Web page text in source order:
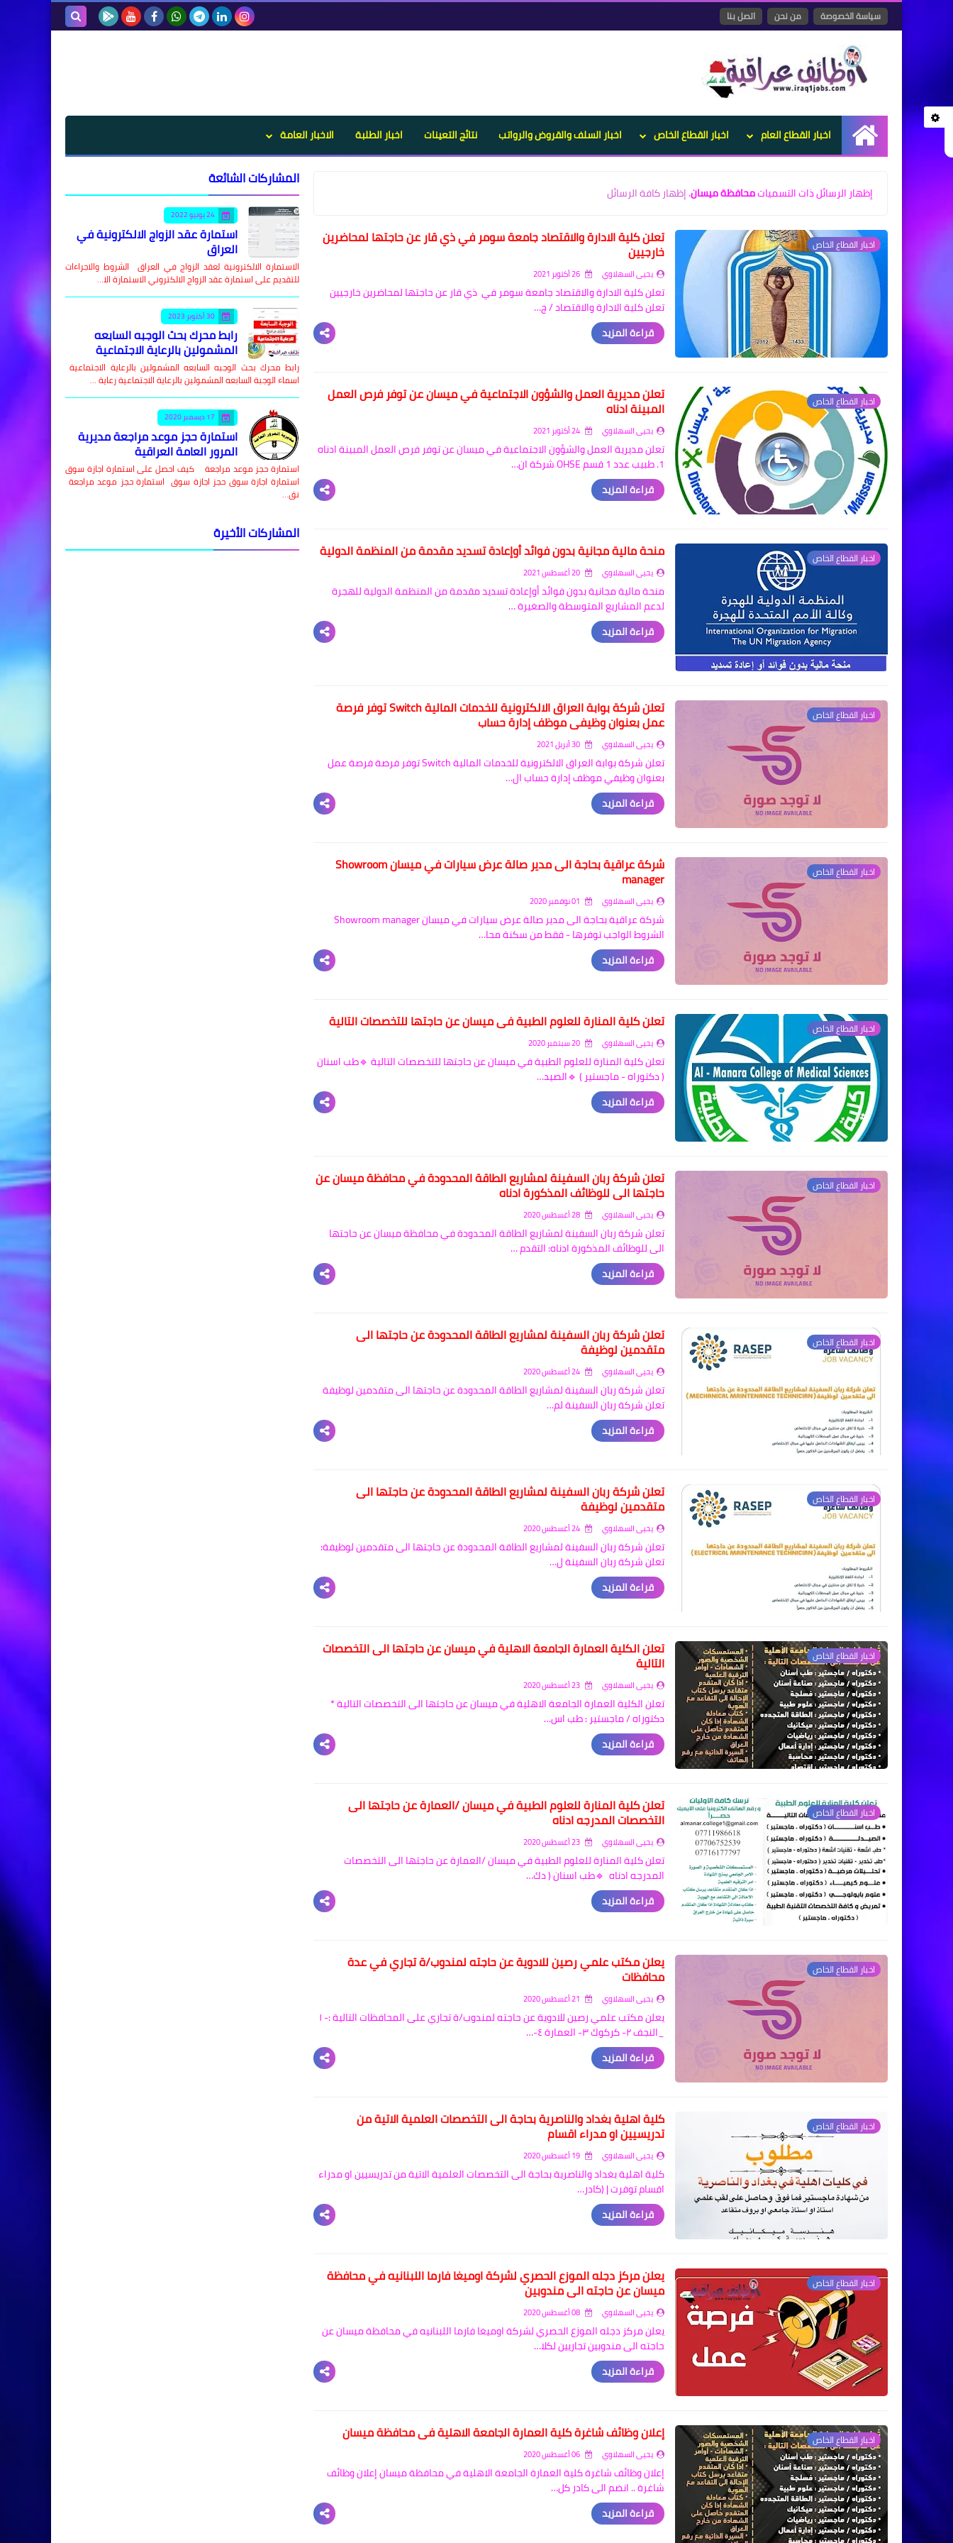
سياسة الخصوصة من نحن اتصل بنا
الرئيسية
اخبار القطاع العام اخبار القطاع الخاص اخبار السلف والقروض والرواتب نتائج التعينات اخبار الطلبة الاخبار العامة
‏إظهار الرسائل ذات التسمياتمحافظة ميسان.إظهار كافة الرسائل
اخبار القطاع الخاص تعلن كلية الادارة والاقتصاد جامعة سومر في ذي قار عن حاجتها لمحاضرين
خارجيين
يحيى السهلاوي
تعلن كلية الادارة والاقتصاد جامعة سومر في ذي قار عن حاجتها لمحاضرين خارجيين
تعلن كلية الادارة والاقتصاد / ج…
قراءة المزيد
اخبار القطاع الخاص تعلن مديرية العمل والشؤون الاجتماعية في ميسان عن توفر فرص العمل
المبينة ادناه
يحيى السهلاوي
تعلن مديرية العمل والشؤون الاجتماعية في ميسان عن توفر فرص العمل المبينة ادناه
1. طبيب عدد 1 قسم OHSE شركة ان…
قراءة المزيد
اخبار القطاع الخاص منحة مالية مجانية بدون فوائد أوإعادة تسديد مقدمة من المنظمة الدولية
يحيى السهلاوي
منحة مالية مجانية بدون فوائد أوإعادة تسديد مقدمة من المنظمة الدولية للهجرة
لدعم المشاريع المتوسطة والصغيرة …
قراءة المزيد
اخبار القطاع الخاص تعلن شركة بوابة العراق الالكترونية للخدمات المالية Switch توفر فرصة
عمل بعنوان وظيفي موظف إدارة حساب
يحيى السهلاوي
تعلن شركة بوابة العراق الالكترونية للخدمات المالية Switch توفر فرصة فرصة عمل
بعنوان وظيفي موظف إدارة حساب ال…
قراءة المزيد
اخبار القطاع الخاص شركة عراقية بحاجة الى مدير صالة عرض سيارات في ميسان Showroom
manager
يحيى السهلاوي
شركة عراقية بحاجة الى مدير صالة عرض سيارات في ميسان Showroom manager
الشروط الواجب توفرها - فقط من سكنة محا…
قراءة المزيد
اخبار القطاع الخاص تعلن كلية المنارة للعلوم الطبية في ميسان عن حاجتها للتخصصات التالية
يحيى السهلاوي
تعلن كلية المنارة للعلوم الطبية في ميسان عن حاجتها للتخصصات التالية 🔹طب اسنان
( دكتوراه - ماجستير ) 🔹الصيد…
قراءة المزيد
اخبار القطاع الخاص تعلن شركة ربان السفينة لمشاريع الطاقة المحدودة في محافظة ميسان عن
حاجتها الى للوظائف المذكورة ادناه
يحيى السهلاوي
تعلن شركة ربان السفينة لمشاريع الطاقة المحدودة في محافظة ميسان عن حاجتها
الى للوظائف المذكورة ادناه: التقدم …
قراءة المزيد
اخبار القطاع الخاص تعلن شركة ربان السفينة لمشاريع الطاقة المحدودة عن حاجتها الى
متقدمين لوظيفة
يحيى السهلاوي
تعلن شركة ربان السفينة لمشاريع الطاقة المحدودة عن حاجتها الى متقدمين لوظيفة
تعلن شركة ربان السفينة لم…
قراءة المزيد
اخبار القطاع الخاص تعلن شركة ربان السفينة لمشاريع الطاقة المحدودة عن حاجتها الى
متقدمين لوظيفة
يحيى السهلاوي
تعلن شركة ربان السفينة لمشاريع الطاقة المحدودة عن حاجتها الى متقدمين لوظيفة:
تعلن شركة ربان السفينة ل…
قراءة المزيد
اخبار القطاع الخاص تعلن الكلية العمارة الجامعة الاهلية في ميسان عن حاجتها الى التخصصات
التالية
يحيى السهلاوي
تعلن الكلية العمارة الجامعة الاهلية في ميسان عن حاجتها الى التخصصات التالية *
دكتوراه / ماجستير : طب اس…
قراءة المزيد
اخبار القطاع الخاص تعلن كلية المنارة للعلوم الطبية في ميسان /العمارة عن حاجتها الى
التخصصات المدرجه ادناه
يحيى السهلاوي
تعلن كلية المنارة للعلوم الطبية في ميسان /العمارة عن حاجتها الى التخصصات
المدرجه ادناه 🔹طب اسنان ( دك…
قراءة المزيد
اخبار القطاع الخاص يعلن مكتب علمي رصين للادوية عن حاجته لمندوب/ة تجاري في عدة
محافظات
يحيى السهلاوي
يعلن مكتب علمي رصين للادوية عن حاجته لمندوب/ة تجاري على المحافظات التالية :- ١
_النجف ٢- كركوك ٣- العمارة ٤-…
قراءة المزيد
اخبار القطاع الخاص كلية اهلية بغداد والناصرية بحاجة الى التخصصات العلمية الاتية من
تدريسيين او مدراء اقسام
يحيى السهلاوي
كلية اهلية بغداد والناصرية بحاجة الى التخصصات العلمية الاتية من تدريسيين او مدراء
اقسام توفرت | (كادر…
قراءة المزيد
اخبار القطاع الخاص يعلن مركز دجله الموزع الحصري لشركة اوميغا فارما اللبنانيه في محافظة
ميسان عن حاجته الى مندوبين
يحيى السهلاوي
يعلن مركز دجله الموزع الحصري لشركة اوميغا فارما اللبنانيه في محافظة ميسان عن
حاجته الى مندوبين تجاريين لكلا…
قراءة المزيد
اخبار القطاع الخاص إعلان وظائف شاغرة كلية العمارة الجامعة الاهلية في محافظة ميسان
يحيى السهلاوي
إعلان وظائف شاغرة كلية العمارة الجامعة الاهلية في محافظة ميسان إعلان وظائف
شاغرة .. انضم الى كادر كل…
قراءة المزيد
المشاركات الشائعة
24 يونيو 2022
استمارة عقد الزواج الالكترونية في
العراق
الاستمارة الالكترونية لعقد الزواج في العراق الشروط والاجراءات
للتقديم على استمارة عقد الزواج الالكتروني الاستمارة الا…
30 أكتوبر 2023
رابط محرك بحث الوجبه السابعه
المشمولين بالرعاية الاجتماعية
رابط محرك بحث الوجبه السابعه المشمولين بالرعاية الاجتماعية
اسماء الوجبة السابعه المشمولين بالرعاية الاجتماعية رعاية …
17 ديسمبر 2020
استمارة حجز موعد مراجعة مديرية
المرور العامة العراقية
استمارة حجز موعد مراجعة كيف احصل على استمارة اجازة سوق
استمارة اجازة سوق حجز اجازة سوق استمارة حجز موعد مراجعة
نق…
المشاركات الأخيرة